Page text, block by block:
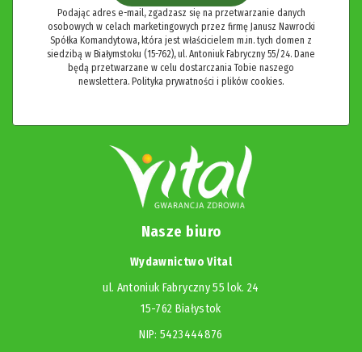
Podając adres e-mail, zgadzasz się na przetwarzanie danych
osobowych w celach marketingowych przez firmę Janusz Nawrocki
Spółka Komandytowa, która jest właścicielem m.in. tych domen z
siedzibą w Białymstoku (15-762), ul. Antoniuk Fabryczny 55/24. Dane
będą przetwarzane w celu dostarczania Tobie naszego
newslettera. Polityka prywatności i plików cookies.
Nasze biuro
Wydawnictwo Vital
ul. Antoniuk Fabryczny 55 lok. 24
15-762 Białystok
NIP: 5423444876